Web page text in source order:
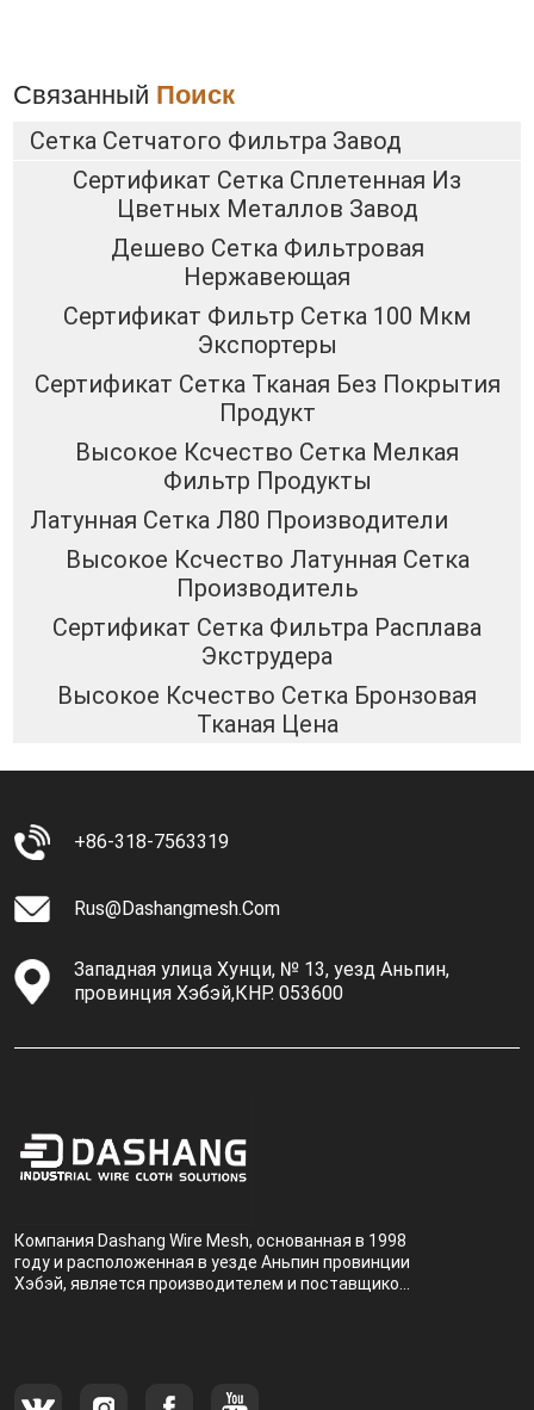
Связанный Поиск
Сетка Сетчатого Фильтра Завод
Сертификат Сетка Сплетенная Из
Цветных Металлов Завод
Дешево Сетка Фильтровая
Нержавеющая
Сертификат Фильтр Сетка 100 Мкм
Экспортеры
Сертификат Сетка Тканая Без Покрытия
Продукт
Высокое Ксчество Сетка Мелкая
Фильтр Продукты
Латунная Сетка Л80 Производители
Высокое Ксчество Латунная Сетка
Производитель
Сертификат Сетка Фильтра Расплава
Экструдера
Высокое Ксчество Сетка Бронзовая
Тканая Цена
+86-318-7563319
Rus@dashangmesh.com
Западная улица Хунци, № 13, уезд Аньпин,
провинция Хэбэй,КНР. 053600
Компания Dashang Wire Mesh, основанная в 1998
году и расположенная в уезде Аньпин провинции
Хэбэй, является производителем и поставщиком,